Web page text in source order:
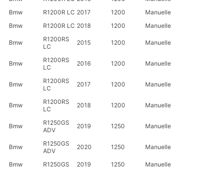
Bmw
R1200R LC 2017 1200
Manuelle
Bmw
R1200R LC 2018 1200 Manuelle
Bmw
R1200RS
LC
2015 1200 Manuelle
Bmw
R1200RS
LC
2016 1200 Manuelle
Bmw
R1200RS
LC
2017 1200 Manuelle
Bmw
R1200RS
LC
2018 1200 Manuelle
Bmw
R1250GS
ADV
2019 1250 Manuelle
Bmw
R1250GS
ADV
2020 1250 Manuelle
Bmw R1250GS 2019 1250
Manuelle